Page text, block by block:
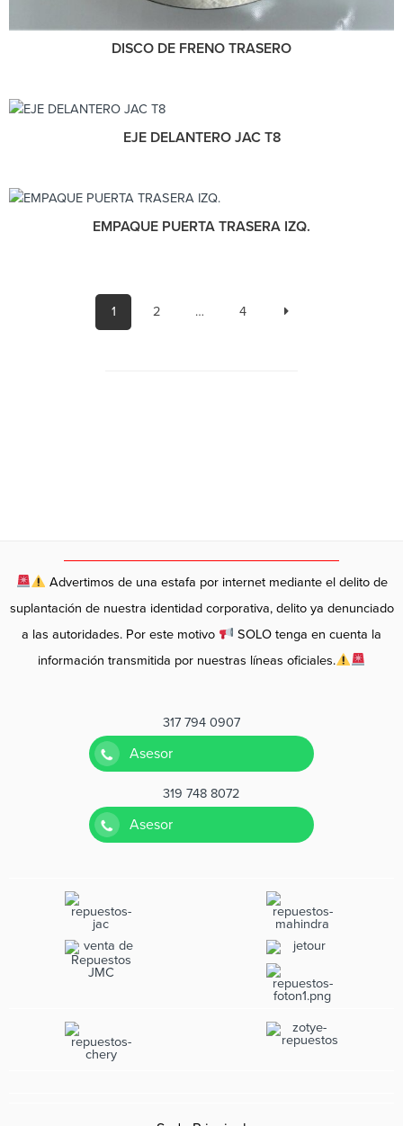
DISCO DE FRENO TRASERO
EJE DELANTERO JAC T8
EMPAQUE PUERTA TRASERA IZQ.
1 2 … 4
Advertimos de una estafa por internet mediante el delito de
suplantación de nuestra identidad corporativa, delito ya denunciado
a las autoridades. Por este motivo
SOLO tenga en cuenta la
información transmitida por nuestras líneas oficiales.
317 794 0907
Asesor
319 748 8072
Asesor